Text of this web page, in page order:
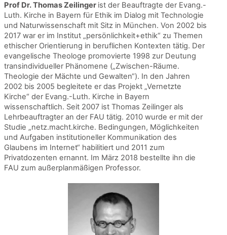
Prof Dr. Thomas Zeilinger ist der Beauftragte der Evang.-
Luth. Kirche in Bayern für Ethik im Dialog mit Technologie
und Naturwissenschaft mit Sitz in München. Von 2002 bis
2017 war er im Institut „persönlichkeit+ethik“ zu Themen
ethischer Orientierung in beruflichen Kontexten tätig. Der
evangelische Theologe promovierte 1998 zur Deutung
transindividueller Phänomene („Zwischen-Räume.
Theologie der Mächte und Gewalten“). In den Jahren
2002 bis 2005 begleitete er das Projekt „Vernetzte
Kirche“ der Evang.-Luth. Kirche in Bayern
wissenschaftlich. Seit 2007 ist Thomas Zeilinger als
Lehrbeauftragter an der FAU tätig. 2010 wurde er mit der
Studie „netz.macht.kirche. Bedingungen, Möglichkeiten
und Aufgaben institutioneller Kommunikation des
Glaubens im Internet“ habilitiert und 2011 zum
Privatdozenten ernannt. Im März 2018 bestellte ihn die
FAU zum außerplanmäßigen Professor.